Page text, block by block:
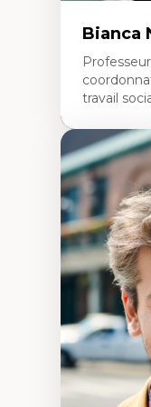
Bianca
travail
Expertises
Travail
Minorités
Études
Pair-
choisie